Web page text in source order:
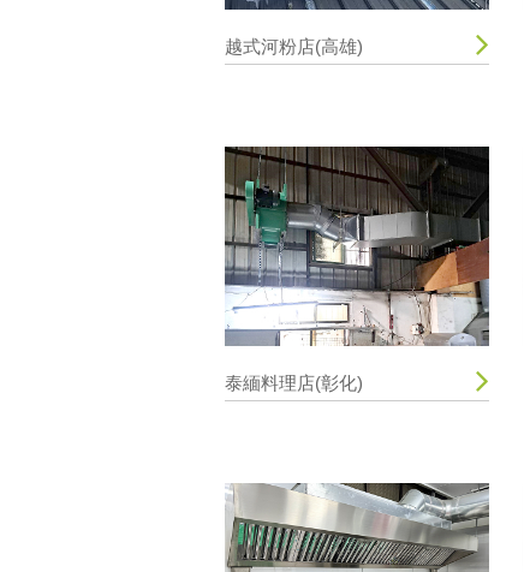
越式河粉店(高雄)
泰緬料理店(彰化)